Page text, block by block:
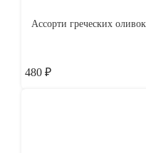
Ассорти греческих
480 ₽